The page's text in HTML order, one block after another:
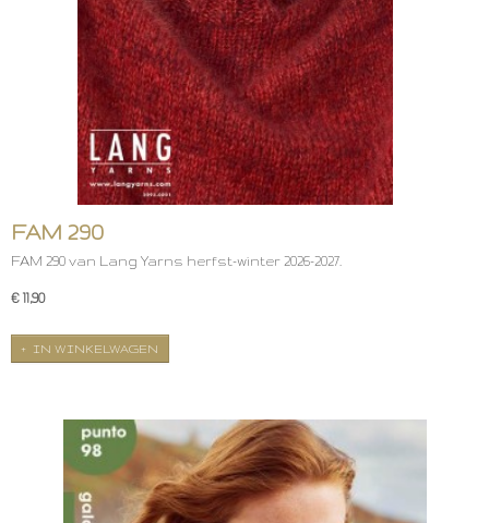
FAM 290
FAM 290 van Lang Yarns herfst-winter 2026-2027.
€ 11,90
IN WINKELWAGEN